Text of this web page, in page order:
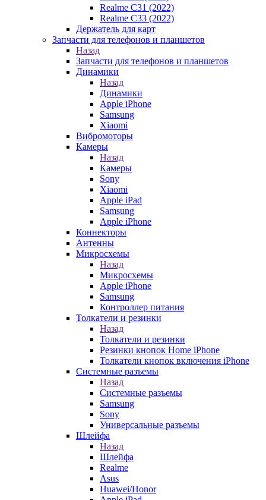
Realme C31 (2022)
Realme C33 (2022)
Держатель для карт
Запчасти для телефонов и планшетов
Назад
Запчасти для телефонов и планшетов
Динамики
Назад
Динамики
Apple iPhone
Samsung
Xiaomi
Вибромоторы
Камеры
Назад
Камеры
Sony
Xiaomi
Apple iPad
Samsung
Apple iPhone
Коннекторы
Антенны
Микросхемы
Назад
Микросхемы
Apple iPhone
Samsung
Контроллер питания
Толкатели и резинки
Назад
Толкатели и резинки
Резинки кнопок Home iPhone
Толкатели кнопок включения iPhone
Системные разъемы
Назад
Системные разъемы
Samsung
Sony
Универсальные разъемы
Шлейфа
Назад
Шлейфа
Realme
Asus
Huawei/Honor